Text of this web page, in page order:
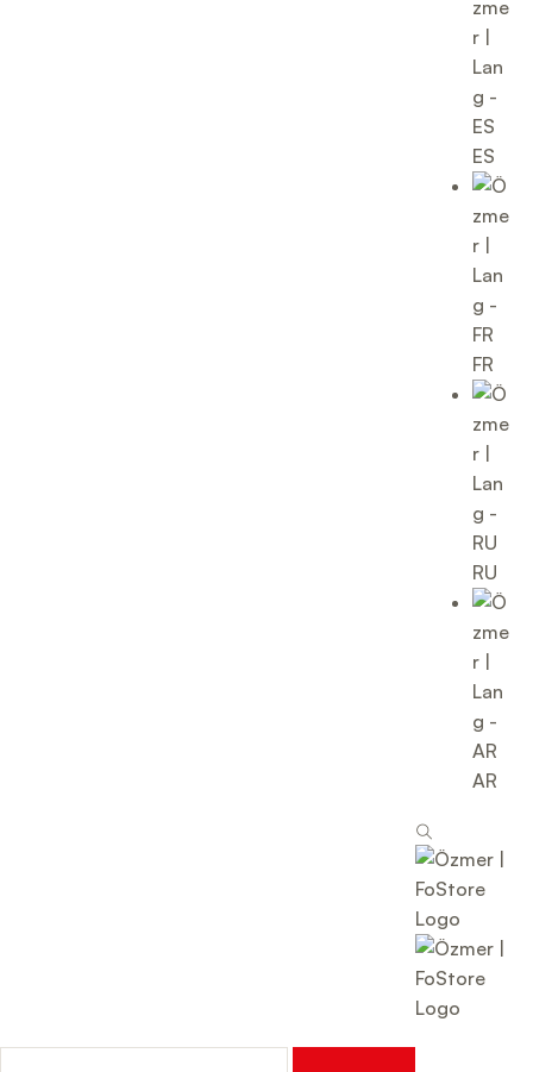
ES
FR
RU
AR